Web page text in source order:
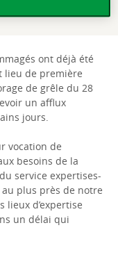
ont déjà été
lieu de première
de grêle du 28
un afflux
jours.
vocation de
besoins de la
service expertises-
au plus près de notre
lieux d’expertise
un délai qui